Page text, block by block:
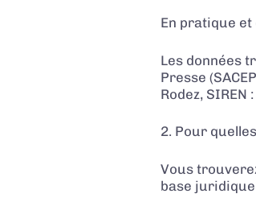
En pratique et
Les données
Presse
Rodez, SIREN
2. Pour
Vous
base